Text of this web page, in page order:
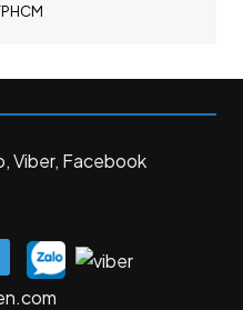
Viber, Facebook